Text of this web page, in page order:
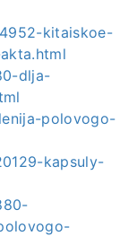
kitaiskoe-
dlja-
polovogo-
kapsuly-